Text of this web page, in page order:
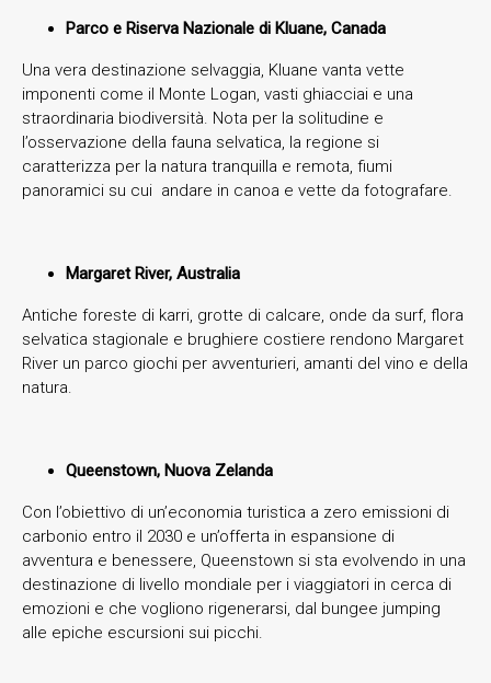
Parco e Riserva Nazionale di Kluane, Canada
Una vera destinazione selvaggia, Kluane vanta vette
imponenti come il Monte Logan, vasti ghiacciai e una
straordinaria biodiversità. Nota per la solitudine e
l’osservazione della fauna selvatica, la regione si
caratterizza per la natura tranquilla e remota, fiumi
panoramici su cui andare in canoa e vette da fotografare.
Margaret River, Australia
Antiche foreste di karri, grotte di calcare, onde da surf, flora
selvatica stagionale e brughiere costiere rendono Margaret
River un parco giochi per avventurieri, amanti del vino e della
natura.
Queenstown, Nuova Zelanda
Con l’obiettivo di un’economia turistica a zero emissioni di
carbonio entro il 2030 e un’offerta in espansione di
avventura e benessere, Queenstown si sta evolvendo in una
destinazione di livello mondiale per i viaggiatori in cerca di
emozioni e che vogliono rigenerarsi, dal bungee jumping
alle epiche escursioni sui picchi.